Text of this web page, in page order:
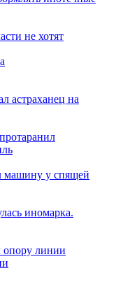
не хотят
астраханец на
машину у спящей
иномарка.
опору линии